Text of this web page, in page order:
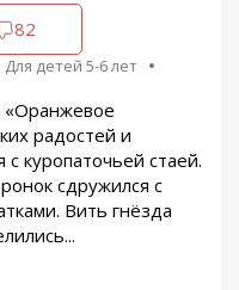
82
Для детей 5-6 лет
«Оранжевое
радостей и
куропаточьей стаей.
сдружился с
Вить гнёзда